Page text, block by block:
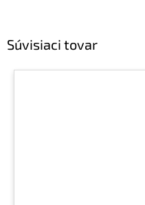
Súvisiaci tovar